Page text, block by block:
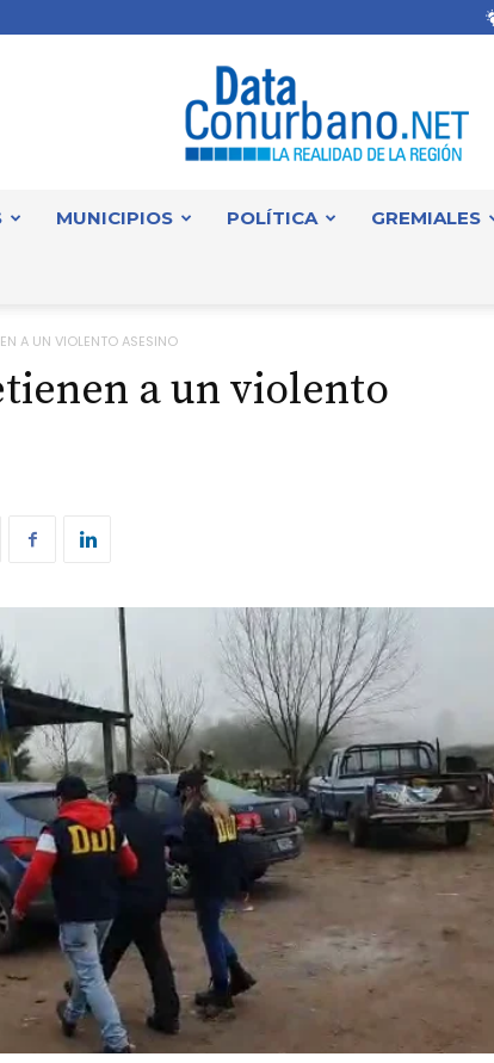
MUNICIPIOS POLÍTICA GREMIALES
A UN VIOLENTO ASESINO
a un violento